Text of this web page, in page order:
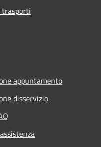
trasporti
appuntamento
disservizio